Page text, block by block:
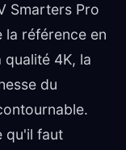
Smarters Pro
la référence en
qualité 4K, la
du
qu'il faut